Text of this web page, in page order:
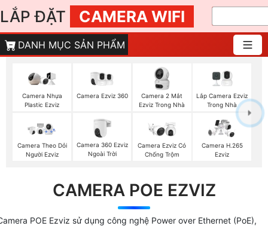
LẮP ĐẶT CAMERA WIFI
DANH MỤC SẢN PHẨM
Camera Nhựa
Plastic Ezviz
Camera Ezviz 360
Camera 2 Mắt
Ezviz Trong Nhà
Lắp Camera Ezviz
Trong Nhà
Camera Theo Dỏi
Người Ezviz
Camera 360 Ezviz
Ngoài Trời
Camera Ezviz Có
Chống Trộm
Camera H.265
Ezviz
CAMERA POE EZVIZ
POE Ezviz sử dụng công nghệ Power over Ethernet (PoE),